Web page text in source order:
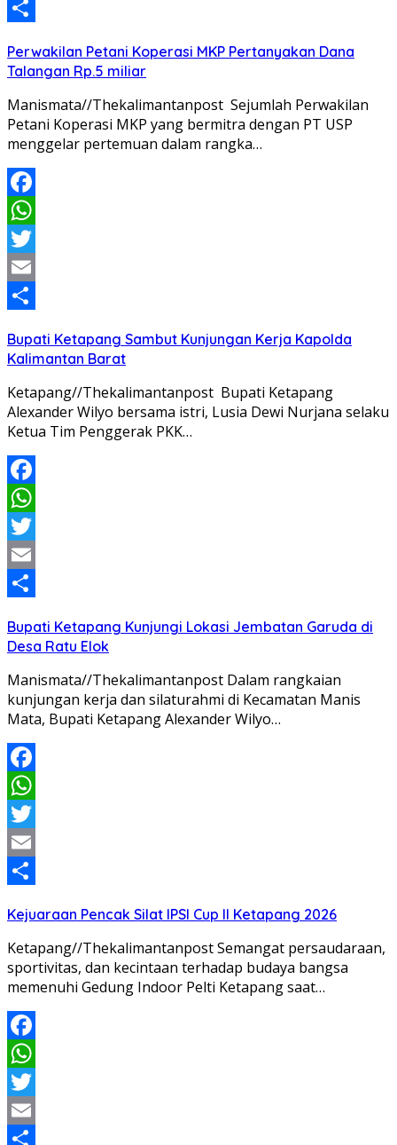
Email
Perwakilan Petani Koperasi MKP Pertanyakan Dana
Talangan Rp.5 miliar
Manismata//Thekalimantanpost Sejumlah Perwakilan
Petani Koperasi MKP yang bermitra dengan PT USP
menggelar pertemuan dalam rangka…
Facebook
WhatsApp
Twitter
Email
Bupati Ketapang Sambut Kunjungan Kerja Kapolda
Kalimantan Barat
Ketapang//Thekalimantanpost Bupati Ketapang
Alexander Wilyo bersama istri, Lusia Dewi Nurjana selaku
Ketua Tim Penggerak PKK…
Facebook
WhatsApp
Twitter
Email
Bupati Ketapang Kunjungi Lokasi Jembatan Garuda di
Desa Ratu Elok
Manismata//Thekalimantanpost Dalam rangkaian
kunjungan kerja dan silaturahmi di Kecamatan Manis
Mata, Bupati Ketapang Alexander Wilyo…
Facebook
WhatsApp
Twitter
Email
Kejuaraan Pencak Silat IPSI Cup II Ketapang 2026
Ketapang//Thekalimantanpost Semangat persaudaraan,
sportivitas, dan kecintaan terhadap budaya bangsa
memenuhi Gedung Indoor Pelti Ketapang saat…
Facebook
WhatsApp
Twitter
Email